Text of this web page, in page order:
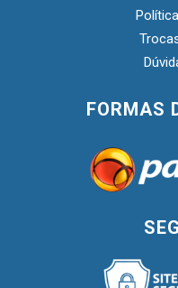
FORMAS